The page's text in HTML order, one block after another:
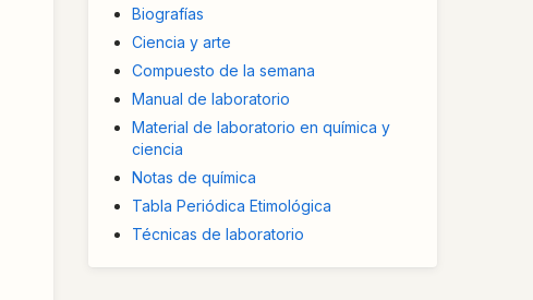
Biografías
Ciencia y arte
Compuesto de la semana
Manual de laboratorio
Material de laboratorio en química y
ciencia
Notas de química
Tabla Periódica Etimológica
Técnicas de laboratorio